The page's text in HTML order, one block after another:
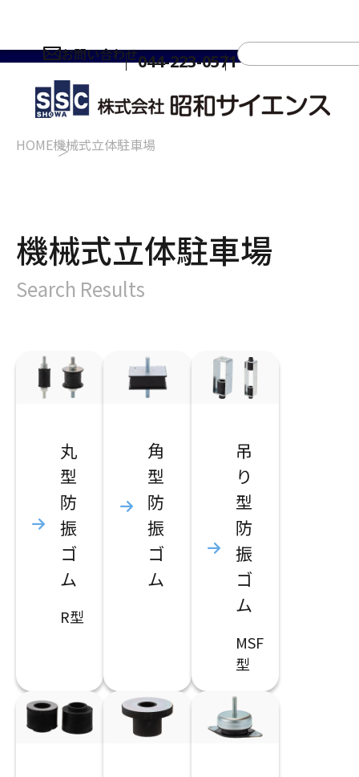
お問い合わせ044-223-0571
HOME機械式立体駐車場
機械式立体駐車場
Search Results
丸
型
防
振
ゴ
ム
R型
角
型
防
振
ゴ
ム
吊
り
型
防
振
ゴ
ム
MSF
型